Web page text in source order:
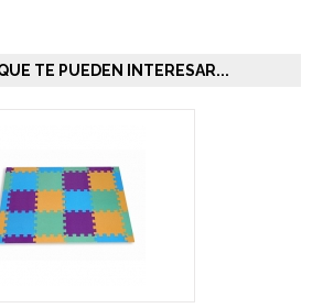
TE PUEDEN INTERESAR...